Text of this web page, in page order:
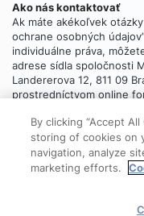
Ako nás kontaktovať
Ak máte akékoľvek
ochrane osobných
individuálne práva,
adrese sídla spoločnosti
Landererova 12, 811 09
prostredníctvom online
By clicking “Accept
storing of cookies on
navigation, analyze
marketing efforts.